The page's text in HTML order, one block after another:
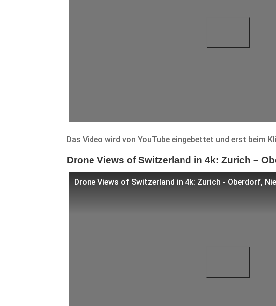
Das Video wird von YouTube eingebettet und erst beim
Drone Views of Switzerland in 4k: Zurich –
Drone Views of Switzerland in 4k: Zurich - Oberdorf,